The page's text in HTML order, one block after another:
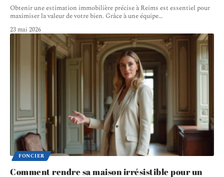
Obtenir une estimation immobilière précise à Reims est essentiel pour
maximiser la valeur de votre bien. Grâce à une équipe…
23 mai 2026
FONCIER
Comment rendre sa maison irrésistible pour un